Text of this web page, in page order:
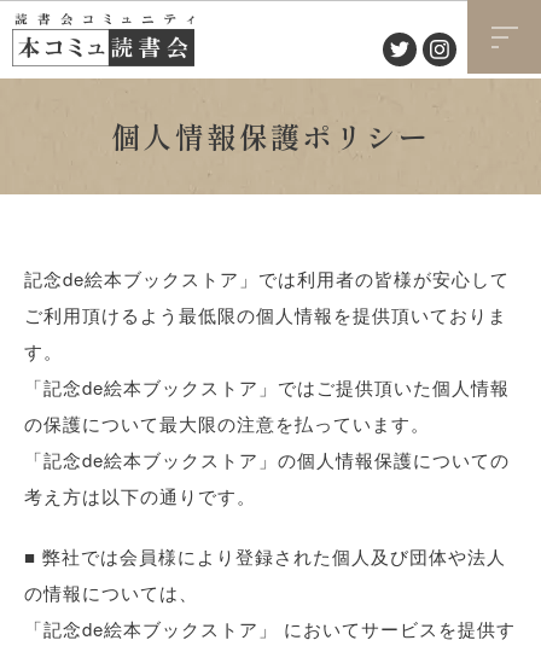
個人情報保護ポリシー
記念de絵本ブックストア」では利用者の皆様が安心して
ご利用頂けるよう最低限の個人情報を提供頂いておりま
す。
「記念de絵本ブックストア」ではご提供頂いた個人情報
の保護について最大限の注意を払っています。
「記念de絵本ブックストア」の個人情報保護についての
考え方は以下の通りです。
■ 弊社では会員様により登録された個人及び団体や法人
の情報については、
「記念de絵本ブックストア」 においてサービスを提供す